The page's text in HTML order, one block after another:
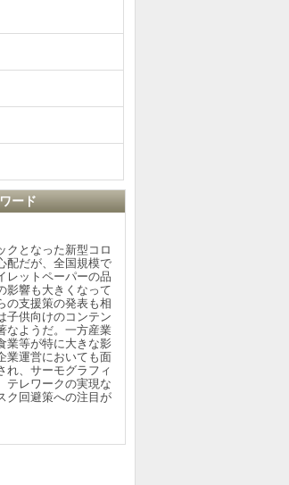
ード
クとなった新型コロ
配だが、全国規模で
レットペーパーの品
影響も大きくなって
の支援策の発表も相
子供向けのコンテン
なようだ。一方産業
業等が特に大きな影
業運営においても面
れ、サーモグラフィ
テレワークの実現な
ク回避策への注目が